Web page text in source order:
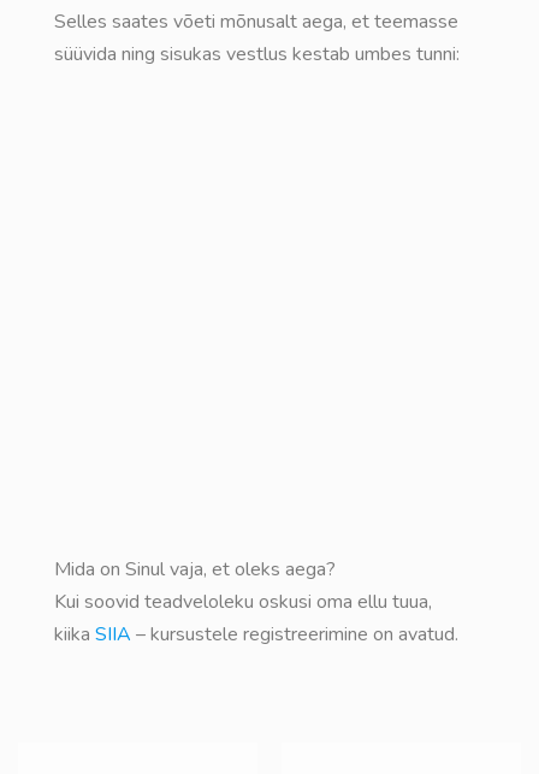
Selles saates võeti mõnusalt aega, et teemasse
süüvida ning sisukas vestlus kestab umbes tunni:
Mida on Sinul vaja, et oleks aega?
Kui soovid teadveloleku oskusi oma ellu tuua,
kiika SIIA – kursustele registreerimine on avatud.